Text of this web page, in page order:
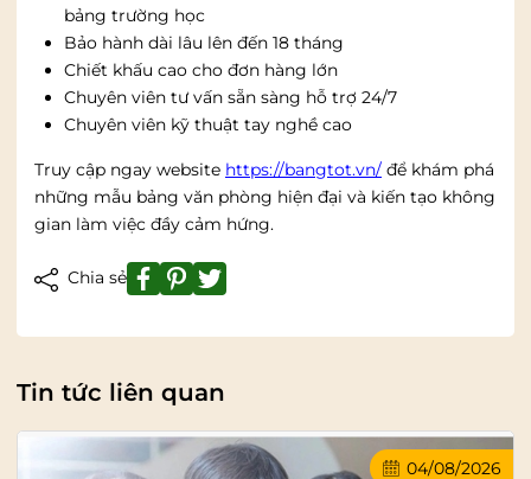
bảng trường học
Bảo hành dài lâu lên đến 18 tháng
Chiết khấu cao cho đơn hàng lớn
Chuyên viên tư vấn sẵn sàng hỗ trợ 24/7
Chuyên viên kỹ thuật tay nghề cao
Truy cập ngay website https://bangtot.vn/ để khám phá
những mẫu bảng văn phòng hiện đại và kiến tạo không
gian làm việc đầy cảm hứng.
Chia sẻ
Tin tức liên quan
04/08/2026